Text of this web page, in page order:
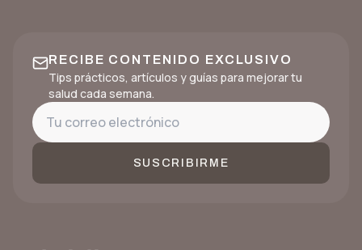
RECIBE CONTENIDO EXCLUSIVO
Tips prácticos, artículos y guías para mejorar tu
salud cada semana.
SUSCRIBIRME